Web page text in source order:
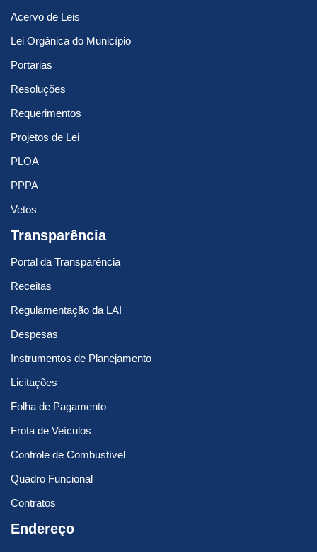
Acervo de Leis
Lei Orgânica do Município
Portarias
Resoluções
Requerimentos
Projetos de Lei
PLOA
PPPA
Vetos
Transparência
Portal da Transparência
Receitas
Regulamentação da LAI
Despesas
Instrumentos de Planejamento
Licitações
Folha de Pagamento
Frota de Veículos
Controle de Combustível
Quadro Funcional
Contratos
Endereço